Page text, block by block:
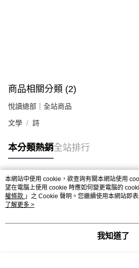
商品相關分類 (2)
悅讀總部｜全站商品
文學 詩
本分類熱銷全站排行
熱門標籤
本網站中使用 cookie，欲查詢有關本網站使用
望在電腦上使用 cookie 時應如何變更電腦的
權條款 」之 Cookie 聲明。您繼續使用本網站即
用條款之 Cookie 聲明使用 cookie。
了解更多 >
我知道了